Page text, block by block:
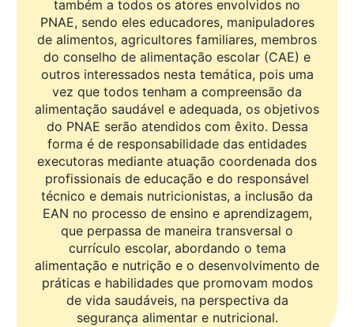
também a todos os atores envolvidos no
PNAE, sendo eles educadores, manipuladores
de alimentos, agricultores familiares, membros
do conselho de alimentação escolar (CAE) e
outros interessados nesta temática, pois uma
vez que todos tenham a compreensão da
alimentação saudável e adequada, os objetivos
do PNAE serão atendidos com êxito. Dessa
forma é de responsabilidade das entidades
executoras mediante atuação coordenada dos
profissionais de educação e do responsável
técnico e demais nutricionistas, a inclusão da
EAN no processo de ensino e aprendizagem,
que perpassa de maneira transversal o
currículo escolar, abordando o tema
alimentação e nutrição e o desenvolvimento de
práticas e habilidades que promovam modos
de vida saudáveis, na perspectiva da
segurança alimentar e nutricional.